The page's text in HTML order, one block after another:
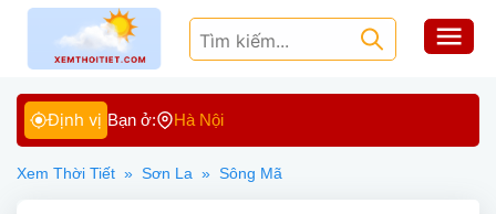
Định vị Bạn ở: Hà Nội
Xem Thời Tiết » Sơn La » Sông Mã